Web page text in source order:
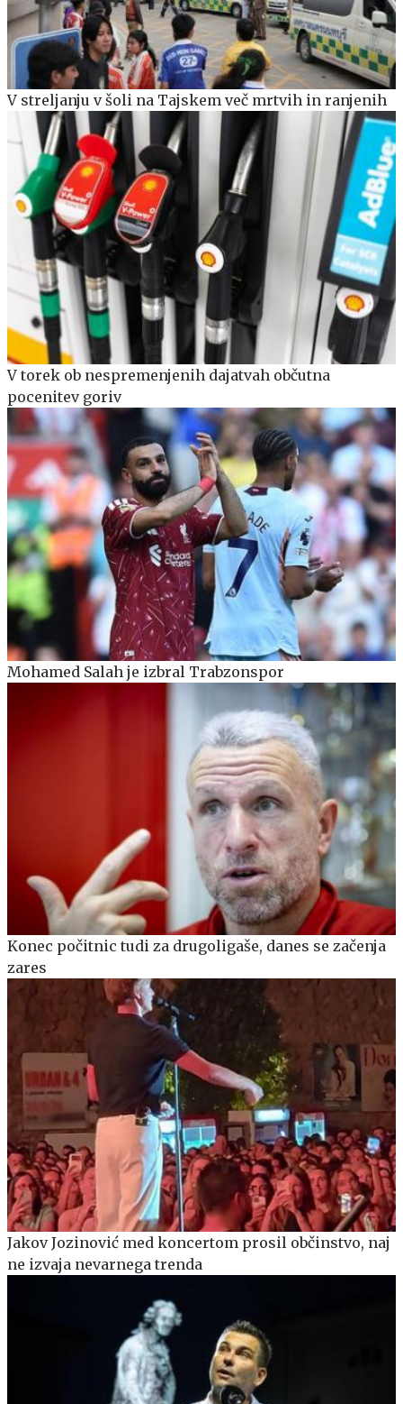
V streljanju v šoli na Tajskem več mrtvih in ranjenih
V torek ob nespremenjenih dajatvah občutna
pocenitev goriv
Mohamed Salah je izbral Trabzonspor
Konec počitnic tudi za drugoligaše, danes se začenja
zares
Jakov Jozinović med koncertom prosil občinstvo, naj
ne izvaja nevarnega trenda